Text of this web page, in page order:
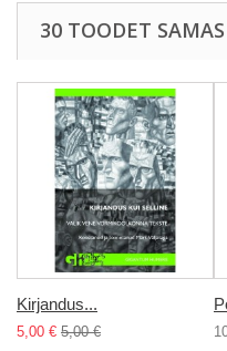
30 TOODET
Kirjandus...
5,00 € 5,00 €